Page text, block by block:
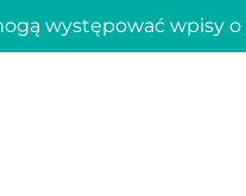
występować wpisy